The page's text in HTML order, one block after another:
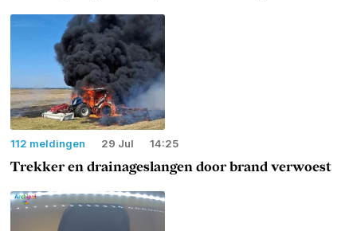
112 meldingen 29 Jul 14:25
Trekker en drainageslangen door brand verwoest